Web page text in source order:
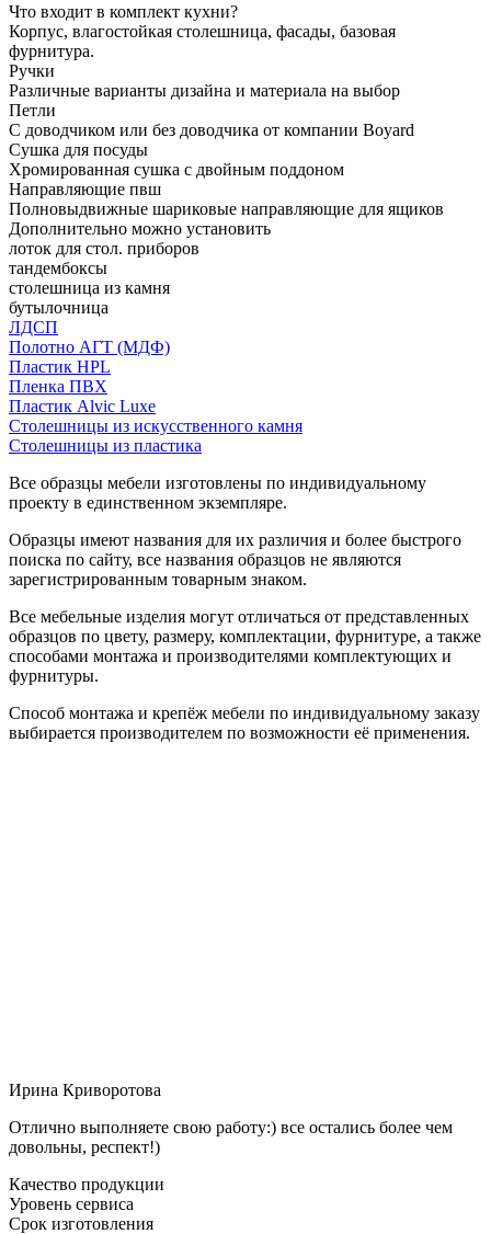
Что входит в комплект кухни?
Корпус, влагостойкая столешница, фасады, базовая
фурнитура.
Ручки
Различные варианты дизайна и материала на выбор
Петли
С доводчиком или без доводчика от компании Boyard
Сушка для посуды
Хромированная сушка с двойным поддоном
Направляющие пвш
Полновыдвижные шариковые направляющие для ящиков
Дополнительно можно установить
лоток для стол. приборов
тандембоксы
столешница из камня
бутылочница
ЛДСП
Полотно АГТ (МДФ)
Пластик HPL
Пленка ПВХ
Пластик Alvic Luxe
Столешницы из искусственного камня
Столешницы из пластика
Все образцы мебели изготовлены по индивидуальному
проекту в единственном экземпляре.
Образцы имеют названия для их различия и более быстрого
поиска по сайту, все названия образцов не являются
зарегистрированным товарным знаком.
Все мебельные изделия могут отличаться от представленных
образцов по цвету, размеру, комплектации, фурнитуре, а также
способами монтажа и производителями комплектующих и
фурнитуры.
Способ монтажа и крепёж мебели по индивидуальному заказу
выбирается производителем по возможности её применения.
Ирина Криворотова
Отлично выполняете свою работу:) все остались более чем
довольны, респект!)
Качество продукции
Уровень сервиса
Срок изготовления